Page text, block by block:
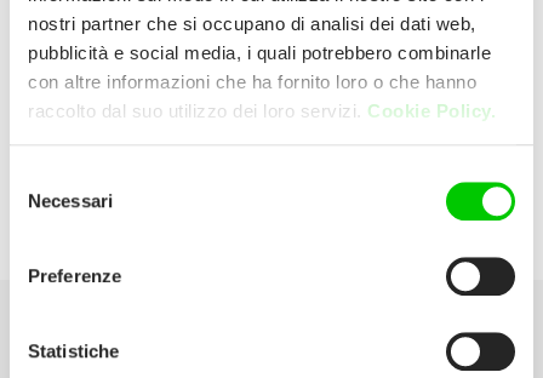
nostri partner che si occupano di analisi dei dati web,
pubblicità e social media, i quali potrebbero combinarle
con altre informazioni che ha fornito loro o che hanno
raccolto dal suo utilizzo dei loro servizi. Cookie Policy.
delNecessari
Preferenze
Statistiche
R.caputo Srl (Giuliano
Caputo)
San Marco 5193 30124 Venezia (Venezia)
Seleziona la tua Area